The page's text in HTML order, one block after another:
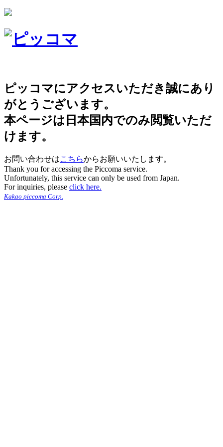
ピッコマにアクセスいただき誠にあり
がとうございます。
本ページは日本国内でのみ閲覧いただ
けます。
お問い合わせはこちらからお願いいたします。
Thank you for accessing the Piccoma service.
Unfortunately, this service can only be used from Japan.
For inquiries, please click here.
Kakao piccoma Corp.